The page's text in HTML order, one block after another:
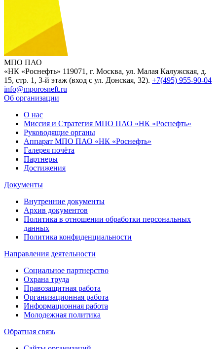
МПО ПАО
«НК «Роснефть» 119071, г. Москва, ул. Малая Калужская, д.
15, стр. 1, 3-й этаж (вход с ул. Донская, 32). +7(495) 955-90-04
info@mporosneft.ru
Об организации
О нас
Миссия и Стратегия МПО ПАО «НК «Роснефть»
Руководящие органы
Аппарат МПО ПАО «НК «Роснефть»
Галерея почёта
Партнеры
Достижения
Документы
Внутренние документы
Архив документов
Политика в отношении обработки персональных
данных
Политика конфиденциальности
Направления деятельности
Социальное партнерство
Охрана труда
Правозащитная работа
Организационная работа
Информационная работа
Молодежная политика
Обратная связь